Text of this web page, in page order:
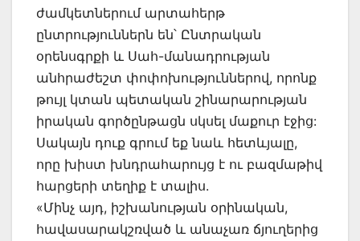
ժամկետներում արտահերթ
ընտրություններն են՝ Ընտրական
օրենսգրքի և Սահ-մանադրության
անհրաժեշտ փոփոխություններով, որոնք
թույլ կտան պետական շինարարության
իրական գործընթացն սկսել մաքուր էջից:
Սակայն դուք գրում եք նաև հետևյալը,
որը խիստ խնդրահարույց է ու բազմաթիվ
հարցերի տեղիք է տալիս.
«Մինչ այդ, իշխանության օրինական,
հավասարակշռված և անաչառ ճյուղերից